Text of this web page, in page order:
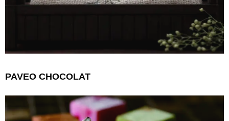
PAVEO CHOCOLAT